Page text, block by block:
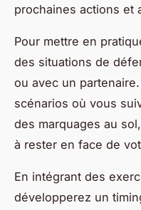
prochaines actions et
Pour mettre en
des situations de
ou avec un
scénarios où vous
des marquages au
à rester en face de
En intégrant des
développerez un